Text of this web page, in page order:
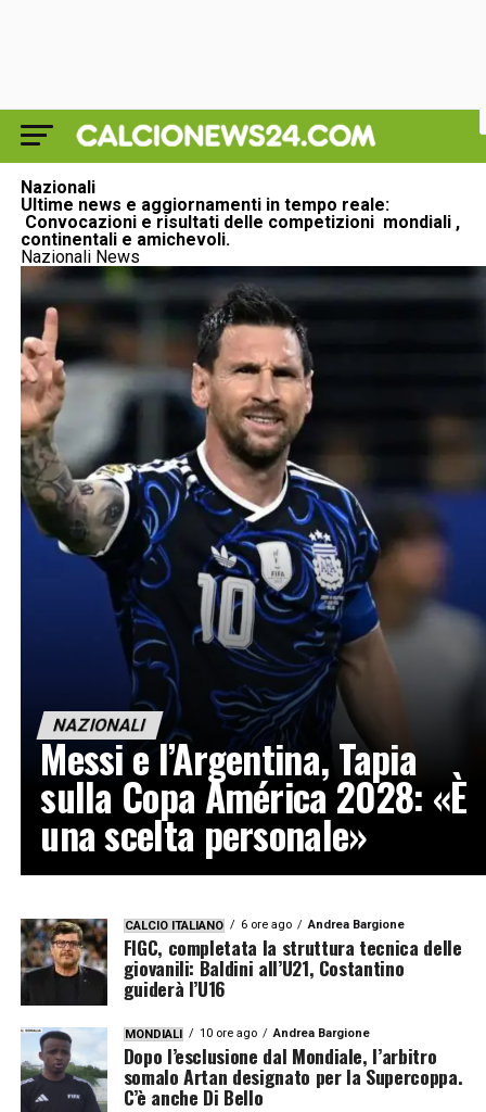
Nazionali
Ultime news e aggiornamenti in tempo reale:
Convocazioni e risultati delle competizioni mondiali ,
continentali e amichevoli.
Nazionali News
NAZIONALI
Messi e l’Argentina, Tapia
sulla Copa América 2028: «È
una scelta personale»
CALCIO ITALIANO 6 ore ago Andrea Bargione
FIGC, completata la struttura tecnica delle
giovanili: Baldini all’U21, Costantino
guiderà l’U16
MONDIALI 10 ore ago Andrea Bargione
Dopo l’esclusione dal Mondiale, l’arbitro
somalo Artan designato per la Supercoppa.
C’è anche Di Bello